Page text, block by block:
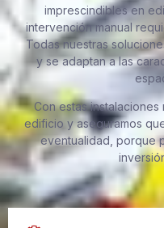
imprescindibles en
intervención manual
Todas nuestras
y se adaptan a las
Con estas
edificio y aseguramos
eventualidad, porque